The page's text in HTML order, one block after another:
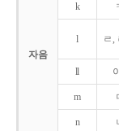
자음
k
l ㄹ,
ll
m
n